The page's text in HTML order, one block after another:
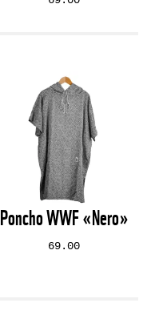
Poncho WWF «Nero»
69.00